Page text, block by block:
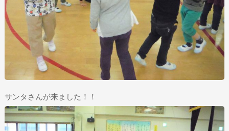
サンタさんが来ました！！